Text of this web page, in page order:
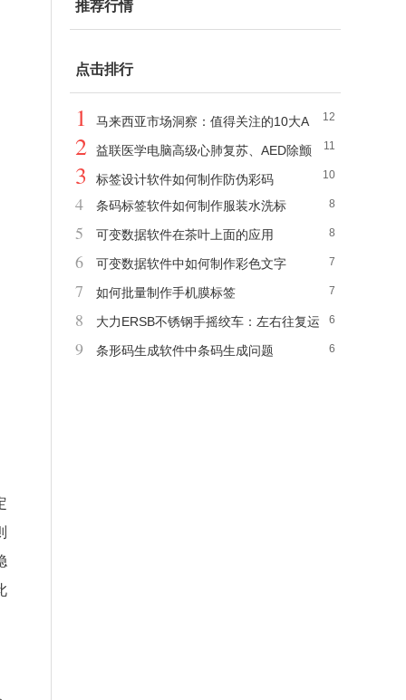
推荐行情
点击排行
12
1
马来西亚市场洞察：值得关注的10大A
EO可见性监测工具
11
2
益联医学电脑高级心肺复苏、AED除颤
仪模拟人
10
3 标签设计软件如何制作防伪彩码
8
4 条码标签软件如何制作服装水洗标
8
5 可变数据软件在茶叶上面的应用
7
6 可变数据软件中如何制作彩色文字
7
7 如何批量制作手机膜标签
6
8
大力ERSB不锈钢手摇绞车：左右往复运
动上下操作
6
9 条形码生成软件中条码生成问题